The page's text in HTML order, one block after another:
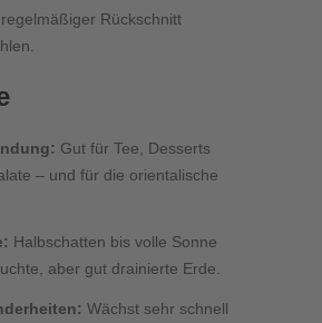
Rückschnitt
Gut für Tee, Desserts
– und für die orientalische
Halbschatten bis volle Sonne
aber gut drainierte Erde.
Wächst sehr schnell